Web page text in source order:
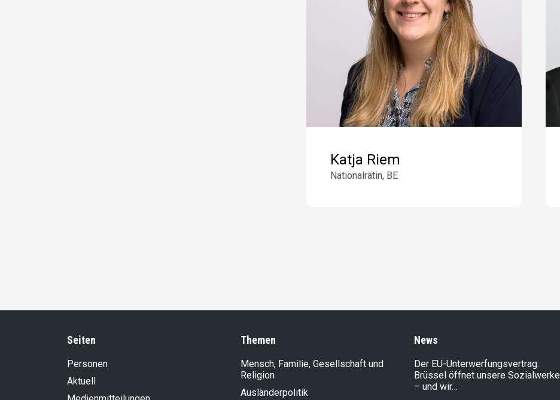
Katja Riem
Nationalrätin, BE
Seiten
Personen
Aktuell
Themen
Mensch, Familie, Gesellschaft und
Religion
Ausländer­politik
News
Der EU-Unterwerfungsvertrag:
Brüssel öffnet unsere Sozialwerke
– und wir…